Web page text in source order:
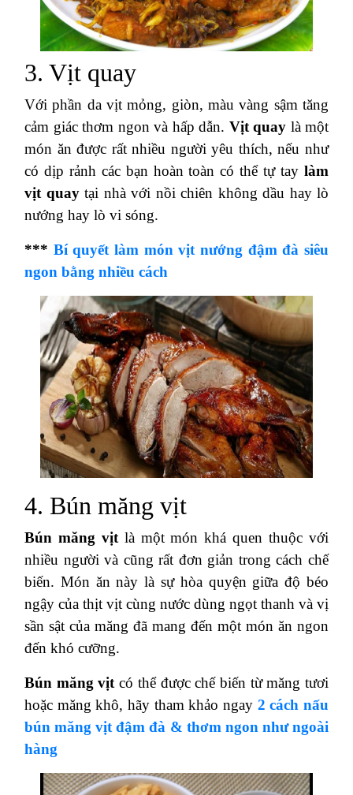
3. Vịt quay
Với phần da vịt mỏng, giòn, màu vàng sậm tăng
cảm giác thơm ngon và hấp dẫn. Vịt quay là một
món ăn được rất nhiều người yêu thích, nếu như
có dịp rảnh các bạn hoàn toàn có thể tự tay làm
vịt quaytại nhà với nồi chiên không dầu hay lò
nướng hay lò vi sóng.
*** Bí quyết làm món vịt nướng đậm đà siêu
ngon bằng nhiều cách
4. Bún măng vịt
Bún măng vịtlà một món khá quen thuộc với
nhiều người và cũng rất đơn giản trong cách chế
biến. Món ăn này là sự hòa quyện giữa độ béo
ngậy của thịt vịt cùng nước dùng ngọt thanh và vị
sần sật của măng đã mang đến một món ăn ngon
đến khó cưỡng.
Bún măng vịt có thể được chế biến từ măng tươi
hoặc măng khô, hãy tham khảo ngay 2 cách nấu
bún măng vịt đậm đà & thơm ngon như ngoài
hàng